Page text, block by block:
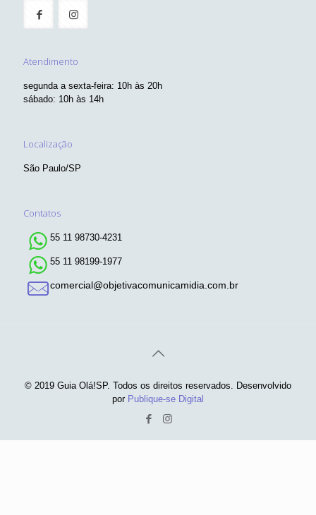
Atendimento
segunda a sexta-feira: 10h às 20h
sábado: 10h às 14h
Localização
São Paulo/SP
Contatos
55 11 98730-4231
55 11 98199-1977
comercial@objetivacomunicamidia.com.br
© 2019 Guia Olá!SP. Todos os direitos reservados. Desenvolvido
por Publique-se Digital